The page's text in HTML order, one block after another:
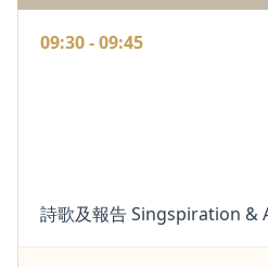
09:30 - 09:45
詩歌及報告 Singspiration &